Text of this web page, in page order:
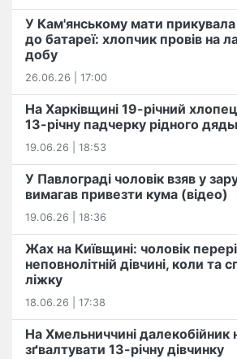
У Кам'янському мати прикувала
до батареї: хлопчик провів на
добу
26.06.26 | 17:00
На Харківщині 19-річний
13-річну падчерку рідного
19.06.26 | 18:53
У Павлограді чоловік взяв у
вимагав привезти кума (відео)
19.06.26 | 18:36
Жах на Київщині: чоловік
неповнолітній дівчині, коли та
ліжку
18.06.26 | 17:38
На Хмельниччині далекобійник
зґвалтувати 13-річну дівчинку